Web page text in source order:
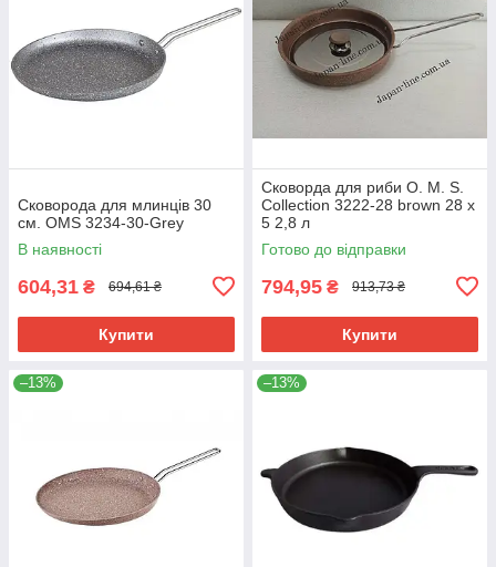
Сковорода для млинців 30
см. OMS 3234-30-Grey
В наявності
604,31 ₴ 694,61 ₴
Купити
Сковорда для риби O. M. S.
Collection 3222-28 brown 28 х
5 2,8 л
Готово до відправки
794,95 ₴ 913,73 ₴
Купити
–13% –13%